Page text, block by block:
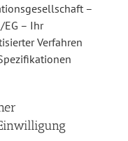
–
– Ihr
Verfahren